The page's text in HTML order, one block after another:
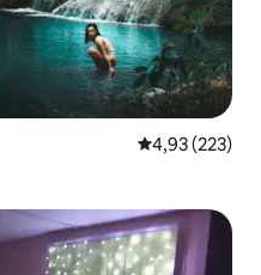
Évaluation
4,93 (223)